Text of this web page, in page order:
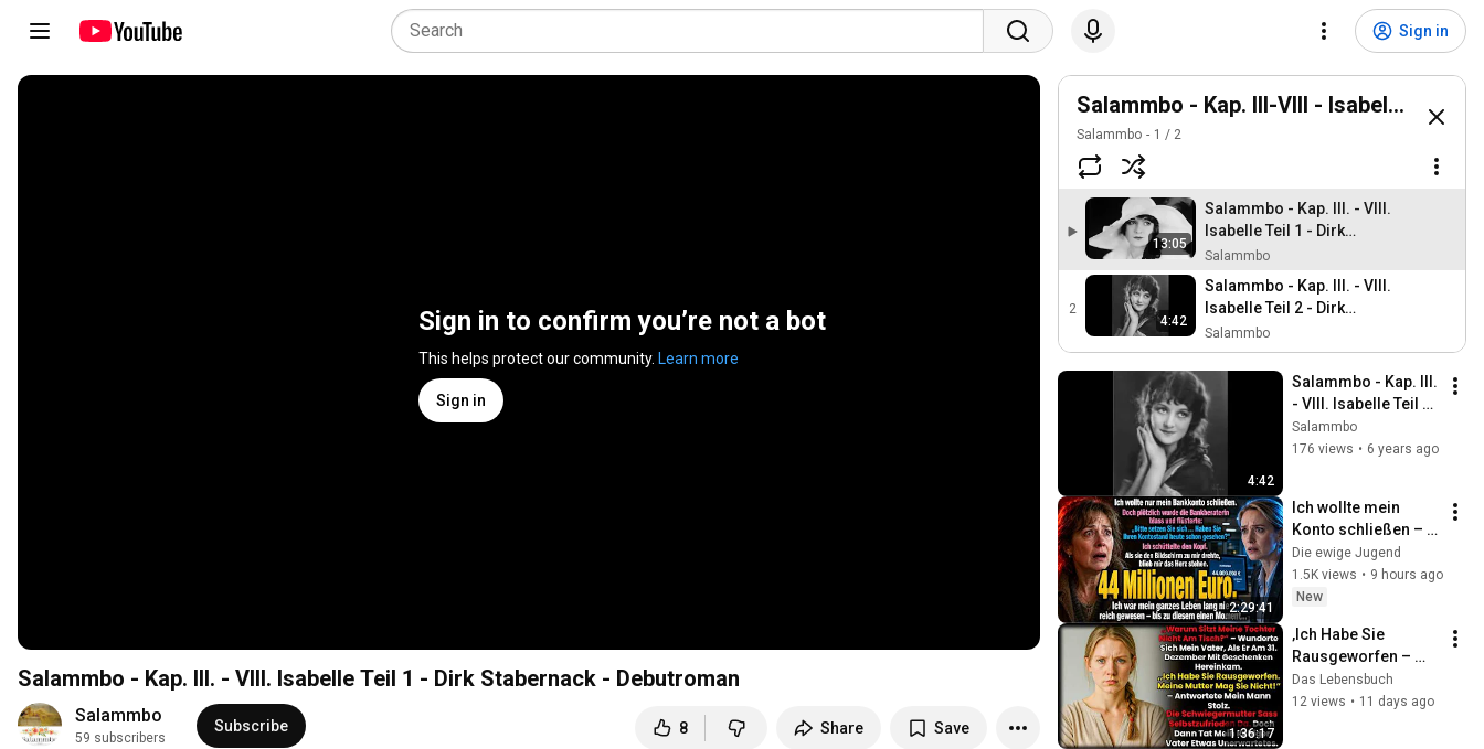
Sign in
Sign in to confirm you’re not a bot
This helps protect our community. Learn more
Sign in
Salammbo - Kap. III. - VIII. Isabelle Teil 1 - Dirk Stabernack - Debutroman
Salammbo
59 subscribers
Subscribe 8 Share Save
Salammbo - Kap. III-VIII - Isabelle
Salammbo 1 / 2
13:05
Salammbo - Kap. III. - VIII.
Isabelle Teil 1 - Dirk
Stabernack - Debutroman
Salammbo
2
4:42
Salammbo - Kap. III. - VIII.
Isabelle Teil 2 - Dirk
Stabernack - Debutroman
Salammbo
4:42
Salammbo - Kap. III.
- VIII. Isabelle Teil 2
- Dirk Stabernack -
Debutroman
Salammbo
176 views • 6 years ago
2:29:41
Ich wollte mein
Konto schließen –
Dann sah ich
plötzlich 44
Millionen Euro
Die ewige Jugend
1.5K views • 9 hours ago
New
1:36:17
‚Ich Habe Sie
Rausgeworfen –
Meine Mutter Mag
Sie Nicht!‘
Das Lebensbuch
12 views • 11 days ago